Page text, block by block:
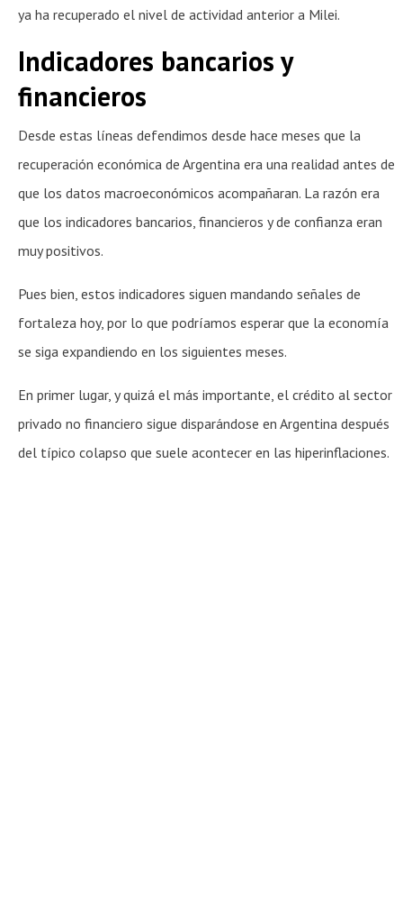
ya ha recuperado el nivel de actividad anterior a Milei.
Indicadores bancarios y
financieros
Desde estas líneas defendimos desde hace meses que la
recuperación económica de Argentina era una realidad antes de
que los datos macroeconómicos acompañaran. La razón era
que los indicadores bancarios, financieros y de confianza eran
muy positivos.
Pues bien, estos indicadores siguen mandando señales de
fortaleza hoy, por lo que podríamos esperar que la economía
se siga expandiendo en los siguientes meses.
En primer lugar, y quizá el más importante, el crédito al sector
privado no financiero sigue disparándose en Argentina después
del típico colapso que suele acontecer en las hiperinflaciones.